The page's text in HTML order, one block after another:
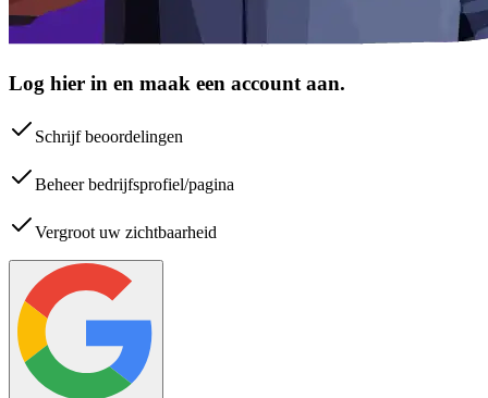
Log hier in en maak een account aan.
Schrijf beoordelingen
Beheer bedrijfsprofiel/pagina
Vergroot uw zichtbaarheid